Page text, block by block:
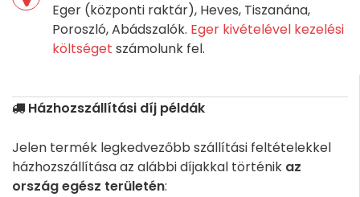
Eger (központi raktár), Heves, Tiszanána,
Poroszló, Abádszalók. Eger kivételével kezelési
költséget számolunk fel.
Házhozszállítási díj példák
Jelen termék legkedvezőbb szállítási feltételekkel
házhozszállítása az alábbi díjakkal történik az
ország egész területén: